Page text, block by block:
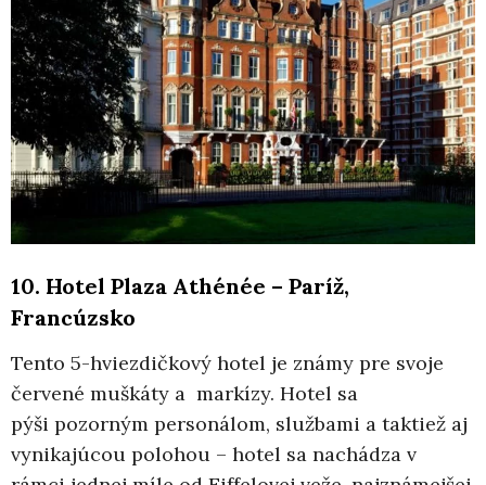
10. Hotel Plaza Athénée – Paríž,
Francúzsko
Tento 5-hviezdičkový hotel je známy pre svoje
červené muškáty a markízy. Hotel sa
pýši pozorným personálom, službami a taktiež aj
vynikajúcou polohou – hotel sa nachádza v